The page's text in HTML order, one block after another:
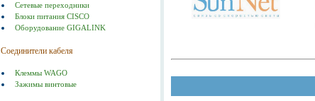
Сетевые переходники
Блоки питания CISCO
Оборудование GIGALINK
Соединители кабеля
Клеммы WAGO
Зажимы винтовые